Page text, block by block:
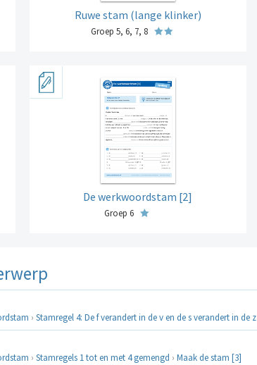
Ruwe stam (lange klinker)
Groep 5, 6, 7, 8
De werkwoordstam [2]
Groep 6
› Stamregel 4: De f verandert in de v en de s verandert in de z
› Stamregels 1 tot en met 4 gemengd › Maak de stam [3]